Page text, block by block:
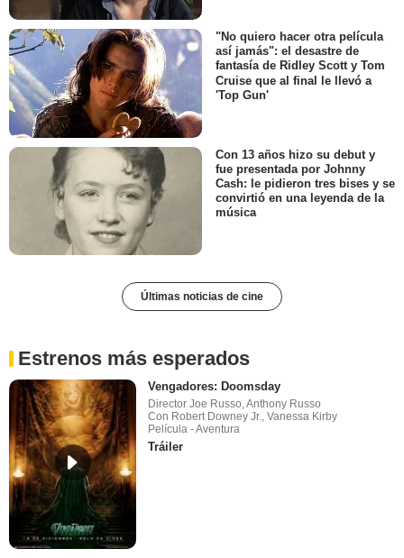
"No quiero hacer otra película
así jamás": el desastre de
fantasía de Ridley Scott y Tom
Cruise que al final le llevó a
'Top Gun'
Con 13 años hizo su debut y
fue presentada por Johnny
Cash: le pidieron tres bises y se
convirtió en una leyenda de la
música
Últimas noticias de cine
Estrenos más esperados
Vengadores: Doomsday
Director Joe Russo, Anthony Russo
Con Robert Downey Jr., Vanessa Kirby
Película - Aventura
Tráiler